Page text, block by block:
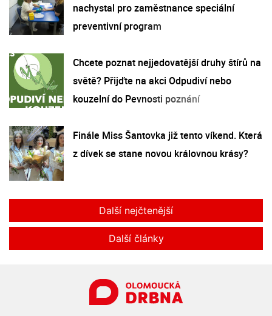
nachystal pro zaměstnance speciální
preventivní program
Chcete poznat nejjedovatější druhy štírů na
světě? Přijďte na akci Odpudiví nebo
kouzelní do Pevnosti poznání
Finále Miss Šantovka již tento víkend. Která
z dívek se stane novou královnou krásy?
Další nejčtenější
Další články